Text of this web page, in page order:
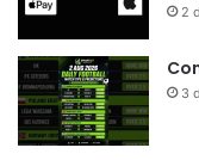
2
3